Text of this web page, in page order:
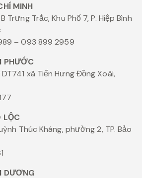
MINH
Trưng Trắc, Khu Phố 7, P. Hiệp Bình
– 093 899 2959
PHƯỚC
xã Tiến Hưng Đồng Xoài,
LỘC
Thúc Kháng, phường 2, TP. Bảo
DƯƠNG